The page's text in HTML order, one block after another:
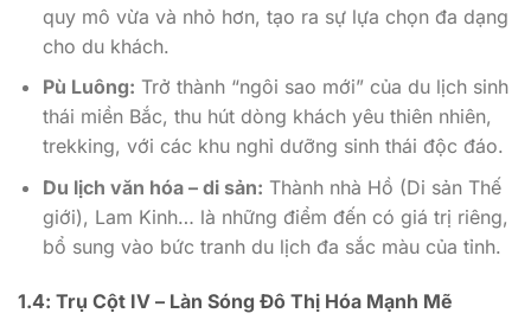
quy mô vừa và nhỏ hơn, tạo ra sự lựa chọn đa dạng
cho du khách.
Pù Luông: Trở thành “ngôi sao mới” của du lịch sinh
thái miền Bắc, thu hút dòng khách yêu thiên nhiên,
trekking, với các khu nghỉ dưỡng sinh thái độc đáo.
Du lịch văn hóa – di sản: Thành nhà Hồ (Di sản Thế
giới), Lam Kinh… là những điểm đến có giá trị riêng,
bổ sung vào bức tranh du lịch đa sắc màu của tỉnh.
1.4: Trụ Cột IV – Làn Sóng Đô Thị Hóa Mạnh Mẽ